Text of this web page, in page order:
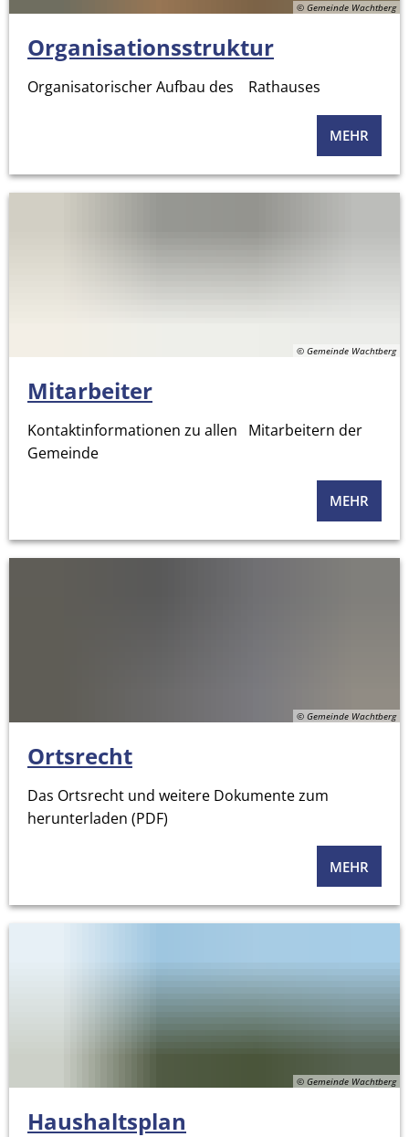
© Gemeinde Wachtberg
Organisationsstruktur
Organisatorischer Aufbau des Rathauses
MEHR
© Gemeinde Wachtberg
Mitarbeiter
Kontaktinformationen zu allen Mitarbeitern der
Gemeinde
MEHR
© Gemeinde Wachtberg
Ortsrecht
Das Ortsrecht und weitere Dokumente zum
herunterladen (PDF)
MEHR
© Gemeinde Wachtberg
Haushaltsplan